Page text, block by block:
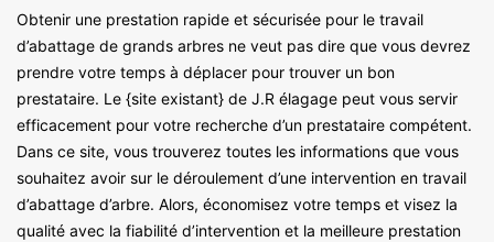
Obtenir une prestation rapide et sécurisée pour le travail
d’abattage de grands arbres ne veut pas dire que vous devrez
prendre votre temps à déplacer pour trouver un bon
prestataire. Le {site existant} de J.R élagage peut vous servir
efficacement pour votre recherche d’un prestataire compétent.
Dans ce site, vous trouverez toutes les informations que vous
souhaitez avoir sur le déroulement d’une intervention en travail
d’abattage d’arbre. Alors, économisez votre temps et visez la
qualité avec la fiabilité d’intervention et la meilleure prestation